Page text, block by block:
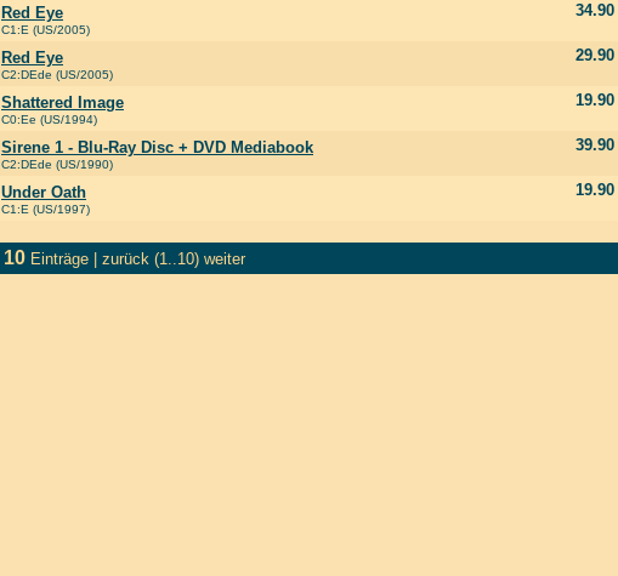
Red Eye
C1:E (US/2005)
34.90
Red Eye
C2:DEde (US/2005)
29.90
Shattered Image
C0:Ee (US/1994)
19.90
Sirene 1 - Blu-Ray Disc + DVD Mediabook
C2:DEde (US/1990)
39.90
Under Oath
C1:E (US/1997)
19.90
10 Einträge | zurück (1..10) weiter